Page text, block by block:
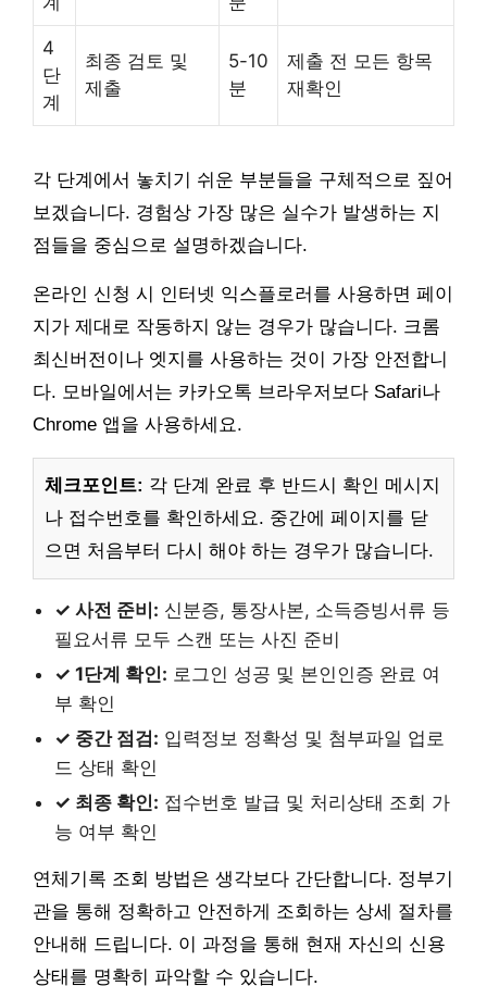
4
단
계
최종 검토 및
제출
5-10
분
제출 전 모든 항목
재확인
각 단계에서 놓치기 쉬운 부분들을 구체적으로 짚어
보겠습니다. 경험상 가장 많은 실수가 발생하는 지
점들을 중심으로 설명하겠습니다.
온라인 신청 시 인터넷 익스플로러를 사용하면 페이
지가 제대로 작동하지 않는 경우가 많습니다. 크롬
최신버전이나 엣지를 사용하는 것이 가장 안전합니
다. 모바일에서는 카카오톡 브라우저보다 Safari나
Chrome 앱을 사용하세요.
체크포인트: 각 단계 완료 후 반드시 확인 메시지
나 접수번호를 확인하세요. 중간에 페이지를 닫
으면 처음부터 다시 해야 하는 경우가 많습니다.
✓ 사전 준비: 신분증, 통장사본, 소득증빙서류 등
필요서류 모두 스캔 또는 사진 준비
✓ 1단계 확인: 로그인 성공 및 본인인증 완료 여
부 확인
✓ 중간 점검: 입력정보 정확성 및 첨부파일 업로
드 상태 확인
✓ 최종 확인: 접수번호 발급 및 처리상태 조회 가
능 여부 확인
연체기록 조회 방법은 생각보다 간단합니다. 정부기
관을 통해 정확하고 안전하게 조회하는 상세 절차를
안내해 드립니다. 이 과정을 통해 현재 자신의 신용
상태를 명확히 파악할 수 있습니다.